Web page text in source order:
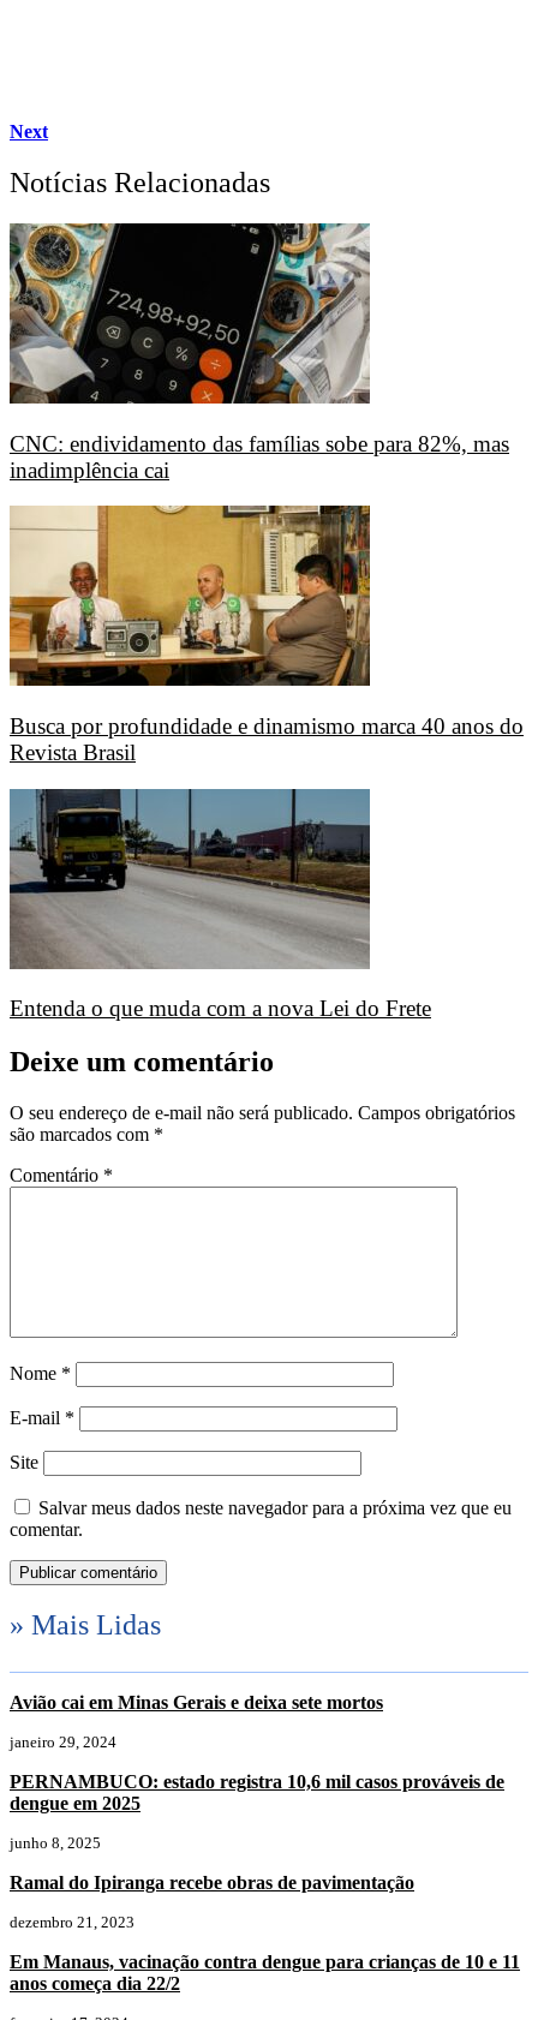
Next
Notícias Relacionadas
CNC: endividamento das famílias sobe para 82%, mas
inadimplência cai
Busca por profundidade e dinamismo marca 40 anos do
Revista Brasil
Entenda o que muda com a nova Lei do Frete
Deixe um comentário
O seu endereço de e-mail não será publicado. Campos obrigatórios
são marcados com *
Comentário *
Nome *
E-mail *
Site
Salvar meus dados neste navegador para a próxima vez que eu
comentar.
» Mais Lidas
Avião cai em Minas Gerais e deixa sete mortos
janeiro 29, 2024
PERNAMBUCO: estado registra 10,6 mil casos prováveis de
dengue em 2025
junho 8, 2025
Ramal do Ipiranga recebe obras de pavimentação
dezembro 21, 2023
Em Manaus, vacinação contra dengue para crianças de 10 e 11
anos começa dia 22/2